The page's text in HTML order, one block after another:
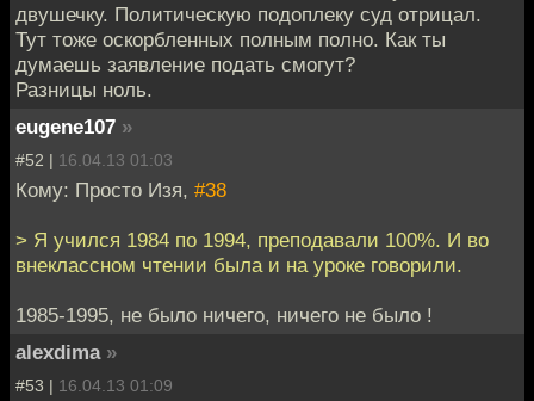
двушечку. Политическую подоплеку суд отрицал.
Тут тоже оскорбленных полным полно. Как ты
думаешь заявление подать смогут?
Разницы ноль.
eugene107 »
#52 | 16.04.13 01:03
Кому: Просто Изя, #38
> Я учился 1984 по 1994, преподавали 100%. И во
внеклассном чтении была и на уроке говорили.
1985-1995, не было ничего, ничего не было !
alexdima »
#53 | 16.04.13 01:09